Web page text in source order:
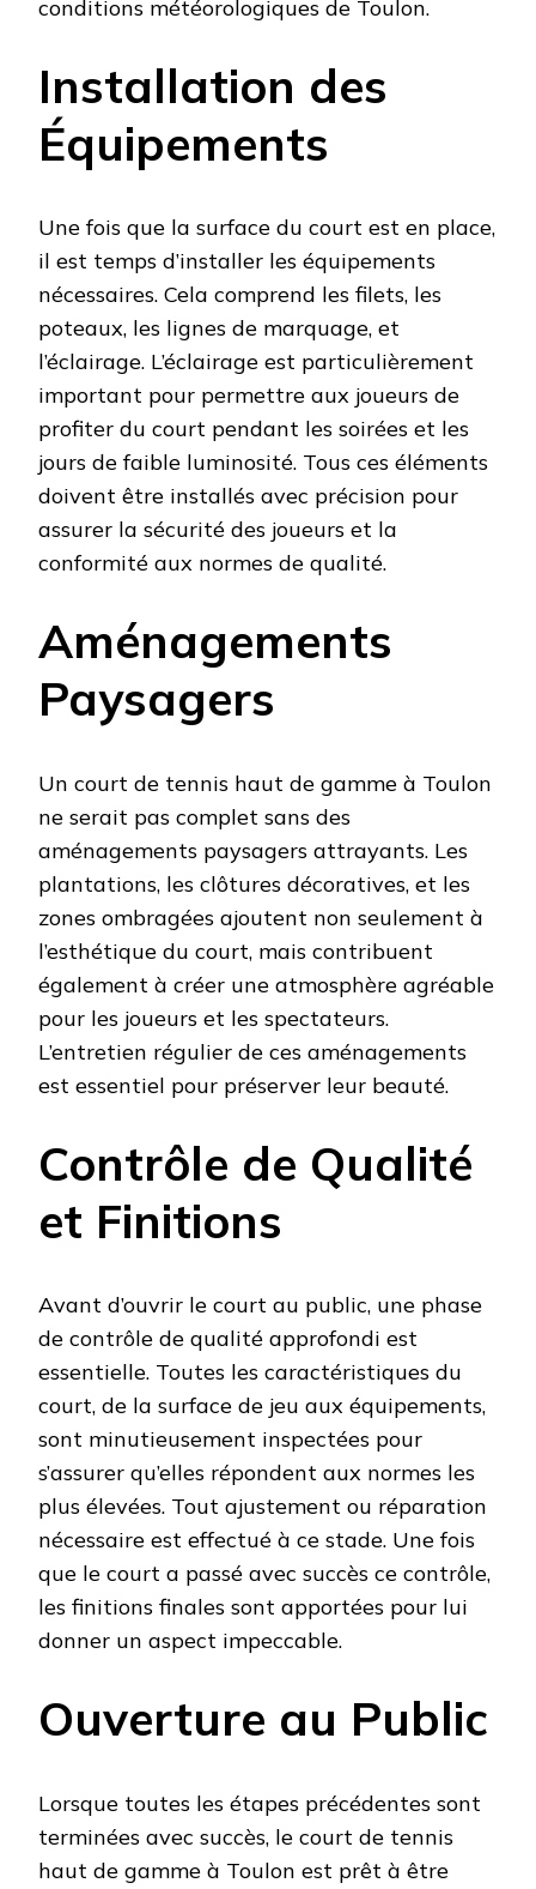
conditions météorologiques de Toulon.
Installation des
Équipements
Une fois que la surface du court est en place,
il est temps d’installer les équipements
nécessaires. Cela comprend les filets, les
poteaux, les lignes de marquage, et
l’éclairage. L’éclairage est particulièrement
important pour permettre aux joueurs de
profiter du court pendant les soirées et les
jours de faible luminosité. Tous ces éléments
doivent être installés avec précision pour
assurer la sécurité des joueurs et la
conformité aux normes de qualité.
Aménagements
Paysagers
Un court de tennis haut de gamme à Toulon
ne serait pas complet sans des
aménagements paysagers attrayants. Les
plantations, les clôtures décoratives, et les
zones ombragées ajoutent non seulement à
l’esthétique du court, mais contribuent
également à créer une atmosphère agréable
pour les joueurs et les spectateurs.
L’entretien régulier de ces aménagements
est essentiel pour préserver leur beauté.
Contrôle de Qualité
et Finitions
Avant d’ouvrir le court au public, une phase
de contrôle de qualité approfondi est
essentielle. Toutes les caractéristiques du
court, de la surface de jeu aux équipements,
sont minutieusement inspectées pour
s’assurer qu’elles répondent aux normes les
plus élevées. Tout ajustement ou réparation
nécessaire est effectué à ce stade. Une fois
que le court a passé avec succès ce contrôle,
les finitions finales sont apportées pour lui
donner un aspect impeccable.
Ouverture au Public
Lorsque toutes les étapes précédentes sont
terminées avec succès, le court de tennis
haut de gamme à Toulon est prêt à être